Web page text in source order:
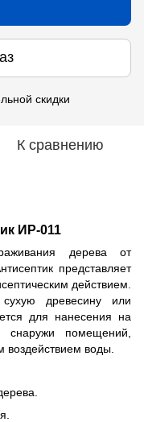
скидки
К сравнению
ИР-011
дерева от
представляет
действием.
древесину или
для нанесения на
снаружи помещений,
воздействием воды.